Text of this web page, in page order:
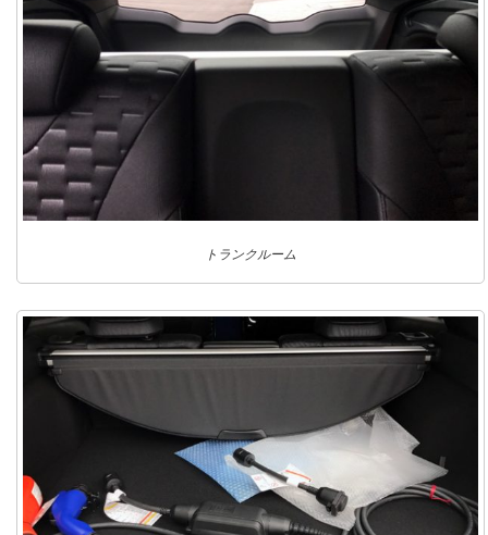
トランクルーム